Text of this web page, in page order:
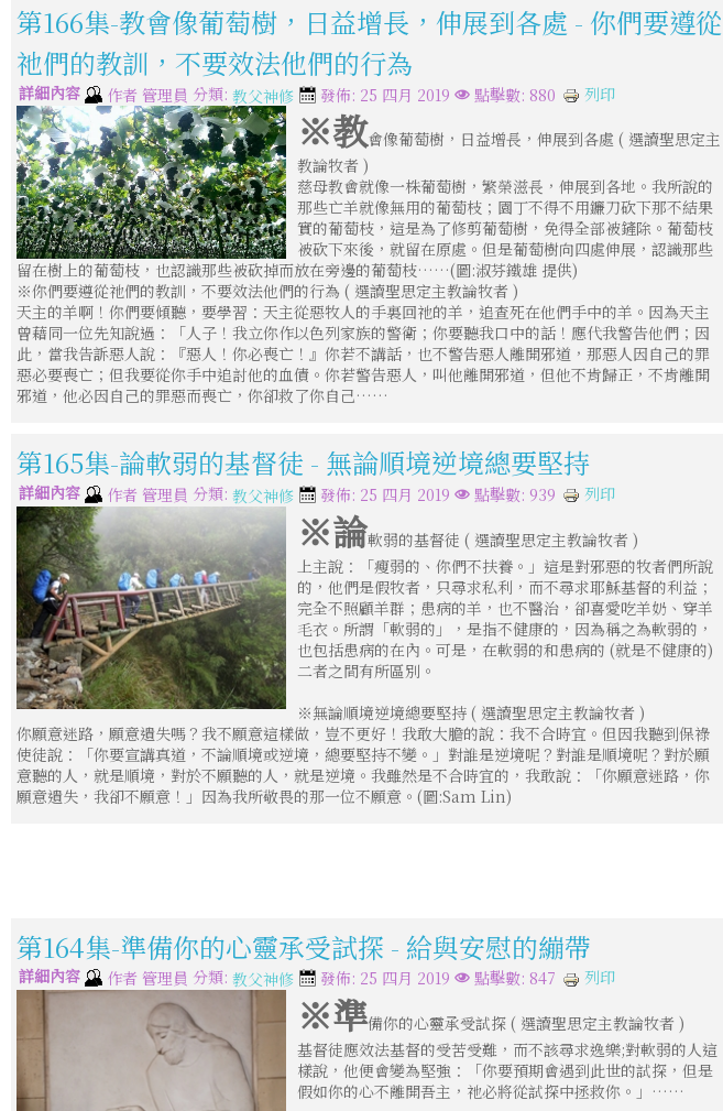
第166集-教會像葡萄樹，日益增長，伸展到各處 - 你們要遵從
祂們的教訓，不要效法他們的行為
詳細內容 作者 管理員 分類: 教父神修 發佈: 25 四月 2019 點擊數: 880 列印
※教會像葡萄樹，日益增長，伸展到各處 ( 選讀聖思定主
教論牧者 )
慈母教會就像一株葡萄樹，繁榮滋長，伸展到各地。我所說的
那些亡羊就像無用的葡萄枝；園丁不得不用鐮刀砍下那不結果
實的葡萄枝，這是為了修剪葡萄樹，免得全部被鏟除。葡萄枝
被砍下來後，就留在原處。但是葡萄樹向四處伸展，認識那些
留在樹上的葡萄枝，也認識那些被砍掉而放在旁邊的葡萄枝……(圖:淑芬鐵雄 提供)
※你們要遵從祂們的教訓，不要效法他們的行為 ( 選讀聖思定主教論牧者 )
天主的羊啊！你們要傾聽，要學習：天主從惡牧人的手裏回祂的羊，追查死在他們手中的羊。因為天主
曾藉同一位先知說過：「人子！我立你作以色列家族的警衛；你要聽我口中的話！應代我警告他們；因
此，當我告訴惡人說：『惡人！你必喪亡！』你若不講話，也不警告惡人離開邪道，那惡人因自己的罪
惡必要喪亡；但我要從你手中追討他的血債。你若警告惡人，叫他離開邪道，但他不肯歸正，不肯離開
邪道，他必因自己的罪惡而喪亡，你卻救了你自己……
第165集-論軟弱的基督徒 - 無論順境逆境總要堅持
詳細內容 作者 管理員 分類: 教父神修 發佈: 25 四月 2019 點擊數: 939 列印
※論軟弱的基督徒 ( 選讀聖思定主教論牧者 )
上主說：「瘦弱的、你們不扶養。」這是對邪惡的牧者們所說
的，他們是假牧者，只尋求私利，而不尋求耶穌基督的利益；
完全不照顧羊群；患病的羊，也不醫治，卻喜愛吃羊奶、穿羊
毛衣。所謂「軟弱的」，是指不健康的，因為稱之為軟弱的，
也包括患病的在內。可是，在軟弱的和患病的 (就是不健康的)
二者之間有所區別。
※無論順境逆境總要堅持 ( 選讀聖思定主教論牧者 )
你願意迷路，願意遺失嗎？我不願意這樣做，豈不更好！我敢大膽的說：我不合時宜。但因我聽到保祿
使徒說：「你要宣講真道，不論順境或逆境，總要堅持不變。」對誰是逆境呢？對誰是順境呢？對於願
意聽的人，就是順境，對於不願聽的人，就是逆境。我雖然是不合時宜的，我敢說：「你願意迷路，你
願意遺失，我卻不願意！」因為我所敬畏的那一位不願意。(圖:Sam Lin)
第164集-準備你的心靈承受試探 - 給與安慰的繃帶
詳細內容 作者 管理員 分類: 教父神修 發佈: 25 四月 2019 點擊數: 847 列印
※準備你的心靈承受試探 ( 選讀聖思定主教論牧者 )
基督徒應效法基督的受苦受難，而不該尋求逸樂;對軟弱的人這
樣說，他便會變為堅強：「你要預期會遇到此世的試探，但是
假如你的心不離開吾主，祂必將從試探中拯救你。」……